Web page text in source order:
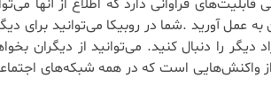
فراوانی دارد که اطلاع از آنها
عمل آورید .شما در روبیکا می‌توانید برای
دیگر را دنبال کنید. می‌توانید از دیگران
از واکنش‌هایی است که در همه شبکه‌های